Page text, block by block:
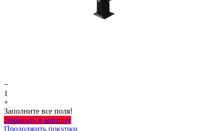
−
1
+
Заполните все поля!
Добавить в корзину
Продолжить покупки